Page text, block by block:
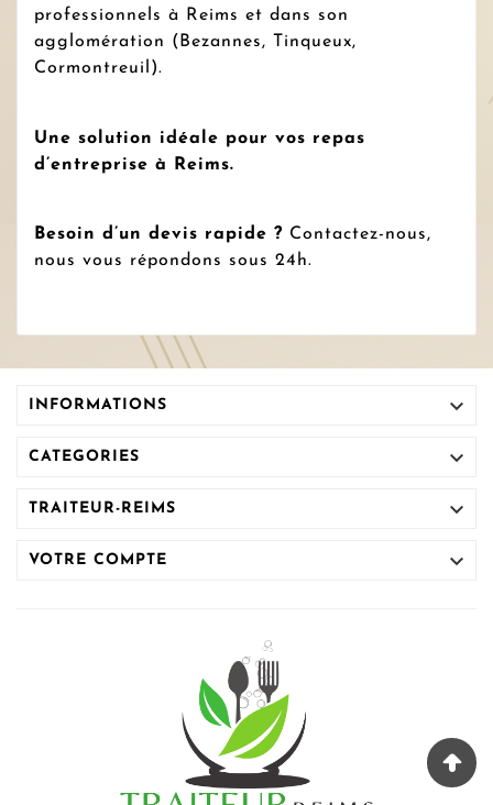
professionnels à Reims et dans son
agglomération (Bezannes, Tinqueux,
Cormontreuil).
Une solution idéale pour vos repas
d’entreprise à Reims.
Besoin d’un devis rapide ? Contactez-nous,
nous vous répondons sous 24h.
INFORMATIONS 
CATEGORIES 
TRAITEUR-REIMS 
VOTRE COMPTE 